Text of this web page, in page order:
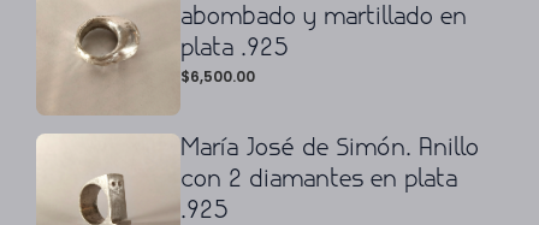
abombado y martillado en
plata .925
$6,500.00
María José de Simón. Anillo
con 2 diamantes en plata
.925